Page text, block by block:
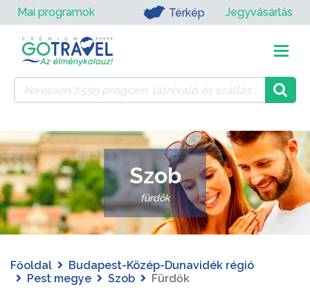
Mai programok Térkép Jegyvásárlás
Szob
fürdők
Főoldal
Budapest-Közép-Dunavidék régió
Pest megye
Szob Fürdők